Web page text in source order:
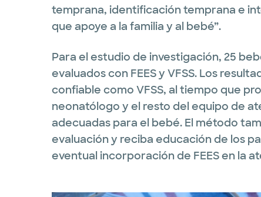
temprana, identificación temprana e
que apoye a la familia y al bebé”.
Para el estudio de investigación, 25
evaluados con FEES y VFSS. Los
confiable como VFSS, al tiempo que
neonatólogo y el resto del equipo de
adecuadas para el bebé. El método
evaluación y reciba educación de los
eventual incorporación de FEES en la